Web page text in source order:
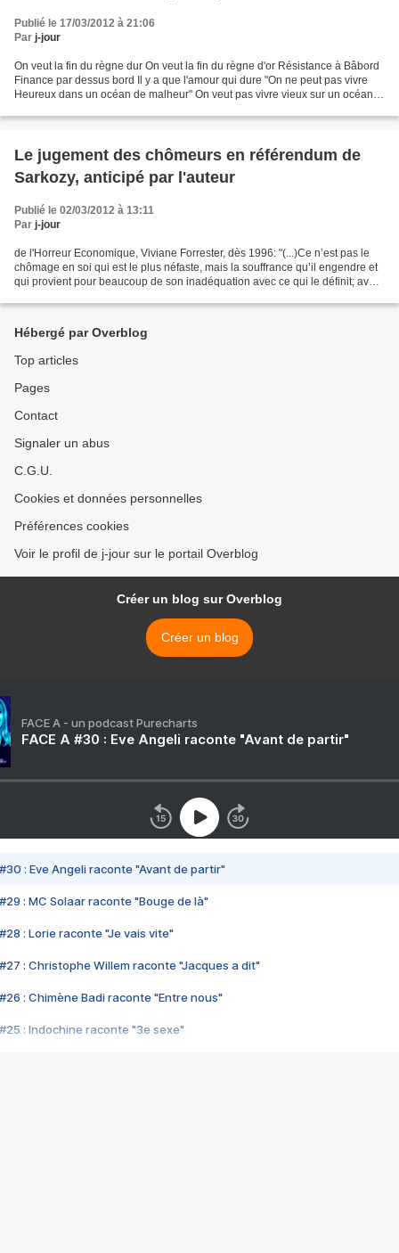
Publié le 17/03/2012 à 21:06
Par j-jour
On veut la fin du règne dur On veut la fin du règne d'or Résistance à Bâbord
Finance par dessus bord Il y a que l'amour qui dure "On ne peut pas vivre
Heureux dans un océan de malheur" On veut pas vivre vieux sur un océan
Le jugement des chômeurs en référendum de
Sarkozy, anticipé par l'auteur
Publié le 02/03/2012 à 13:11
Par j-jour
de l'Horreur Economique, Viviane Forrester, dès 1996: "(...)Ce n’est pas le
chômage en soi qui est le plus néfaste, mais la souffrance qu’il engendre et
qui provient pour beaucoup de son inadéquation avec ce qui le définit; avec
Hébergé par Overblog
Top articles
Pages
Contact
Signaler un abus
C.G.U.
Cookies et données personnelles
Préférences cookies
Voir le profil de j-jour sur le portail Overblog
Créer un blog sur Overblog
Créer un blog
FACE A - un podcast Purecharts
FACE A #30 : Eve Angeli raconte "Avant de partir"
#30 : Eve Angeli raconte "Avant de partir"
#29 : MC Solaar raconte "Bouge de là"
#28 : Lorie raconte "Je vais vite"
#27 : Christophe Willem raconte "Jacques a dit"
#26 : Chimène Badi raconte "Entre nous"
#25 : Indochine raconte "3e sexe"